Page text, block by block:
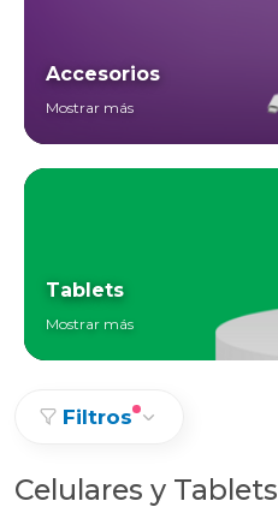
Accesorios
Mostrar más
Tablets
Mostrar más
Filtros
Celulares y Tablets